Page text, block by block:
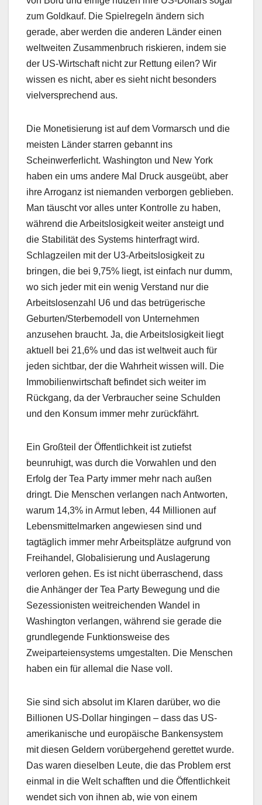
zum Goldkauf. Die Spielregeln ändern sich
gerade, aber werden die anderen Länder einen
weltweiten Zusammenbruch riskieren, indem sie
der US-Wirtschaft nicht zur Rettung eilen? Wir
wissen es nicht, aber es sieht nicht besonders
vielversprechend aus.
Die Monetisierung ist auf dem Vormarsch und die
meisten Länder starren gebannt ins
Scheinwerferlicht. Washington und New York
haben ein ums andere Mal Druck ausgeübt, aber
ihre Arroganz ist niemanden verborgen geblieben.
Man täuscht vor alles unter Kontrolle zu haben,
während die Arbeitslosigkeit weiter ansteigt und
die Stabilität des Systems hinterfragt wird.
Schlagzeilen mit der U3-Arbeitslosigkeit zu
bringen, die bei 9,75% liegt, ist einfach nur dumm,
wo sich jeder mit ein wenig Verstand nur die
Arbeitslosenzahl U6 und das betrügerische
Geburten/Sterbemodell von Unternehmen
anzusehen braucht. Ja, die Arbeitslosigkeit liegt
aktuell bei 21,6% und das ist weltweit auch für
jeden sichtbar, der die Wahrheit wissen will. Die
Immobilienwirtschaft befindet sich weiter im
Rückgang, da der Verbraucher seine Schulden
und den Konsum immer mehr zurückfährt.
Ein Großteil der Öffentlichkeit ist zutiefst
beunruhigt, was durch die Vorwahlen und den
Erfolg der Tea Party immer mehr nach außen
dringt. Die Menschen verlangen nach Antworten,
warum 14,3% in Armut leben, 44 Millionen auf
Lebensmittelmarken angewiesen sind und
tagtäglich immer mehr Arbeitsplätze aufgrund von
Freihandel, Globalisierung und Auslagerung
verloren gehen. Es ist nicht überraschend, dass
die Anhänger der Tea Party Bewegung und die
Sezessionisten weitreichenden Wandel in
Washington verlangen, während sie gerade die
grundlegende Funktionsweise des
Zweiparteiensystems umgestalten. Die Menschen
haben ein für allemal die Nase voll.
Sie sind sich absolut im Klaren darüber, wo die
Billionen US-Dollar hingingen – dass das US-
amerikanische und europäische Bankensystem
mit diesen Geldern vorübergehend gerettet wurde.
Das waren dieselben Leute, die das Problem erst
einmal in die Welt schafften und die Öffentlichkeit
wendet sich von ihnen ab, wie von einem